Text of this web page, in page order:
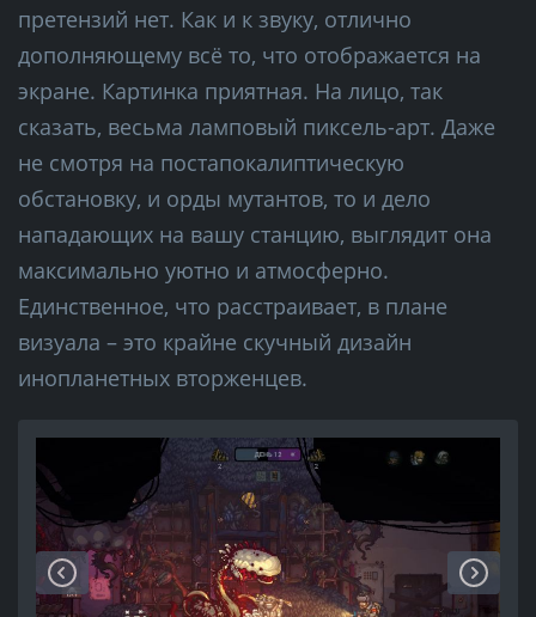
претензий нет. Как и к звуку, отлично
дополняющему всё то, что отображается на
экране. Картинка приятная. На лицо, так
сказать, весьма ламповый пиксель-арт. Даже
не смотря на постапокалиптическую
обстановку, и орды мутантов, то и дело
нападающих на вашу станцию, выглядит она
максимально уютно и атмосферно.
Единственное, что расстраивает, в плане
визуала – это крайне скучный дизайн
инопланетных вторженцев.